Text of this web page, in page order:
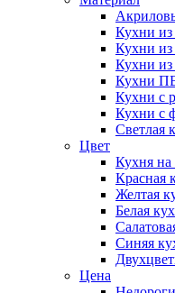
Кухни из
Кухни из
Кухни
Кухни
Кухни с
Кухни с
Светлая
Цвет
Кухня на
Красная
Желтая
Белая
Синяя
Цена